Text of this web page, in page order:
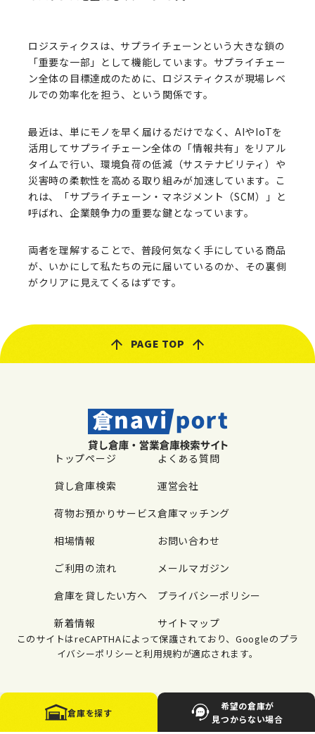
ロジスティクスは、サプライチェーンという大きな鎖の
「重要な一部」として機能しています。サプライチェー
ン全体の目標達成のために、ロジスティクスが現場レベ
ルでの効率化を担う、という関係です。
最近は、単にモノを早く届けるだけでなく、AIやIoTを
活用してサプライチェーン全体の「情報共有」をリアル
タイムで行い、環境負荷の低減（サステナビリティ）や
災害時の柔軟性を高める取り組みが加速しています。こ
れは、「サプライチェーン・マネジメント（SCM）」と
呼ばれ、企業競争力の重要な鍵となっています。
両者を理解することで、普段何気なく手にしている商品
が、いかにして私たちの元に届いているのか、その裏側
がクリアに見えてくるはずです。
倉庫を探す
希望の倉庫が
見つからない場合
PAGE TOP
トップページ
貸し倉庫検索
荷物お預かりサービス
相場情報
ご利用の流れ
倉庫を貸したい方へ
新着情報
よくある質問
運営会社
倉庫マッチング
お問い合わせ
メールマガジン
プライバシーポリシー
サイトマップ
このサイトはreCAPTHAによって保護されており、Googleのプラ
イバシーポリシーと利用規約が適応されます。
© 2025 TAKASUE CO,LTD.